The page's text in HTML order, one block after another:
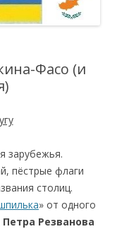
Фасо (и
зарубежья.
пёстрые флаги
столиц.
» от одного
Петра Резванова